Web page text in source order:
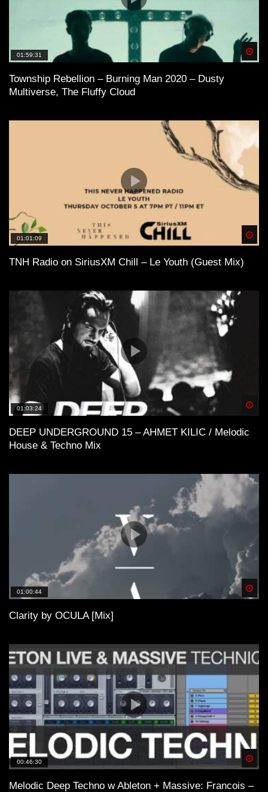
01:59:31
Township Rebellion – Burning Man 2020 – Dusty
Multiverse, The Fluffy Cloud
01:01:09
TNH Radio on SiriusXM Chill – Le Youth (Guest Mix)
01:03:24
DEEP UNDERGROUND 15 – AHMET KILIC / Melodic
House & Techno Mix
01:00:44
Clarity by OCULA [Mix]
00:46:30
Melodic Deep Techno w Ableton + Massive: Francois –